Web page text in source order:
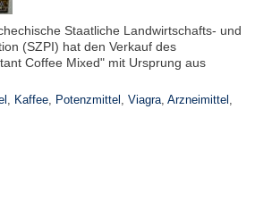
Staatliche Landwirtschafts- und
(SZPI) hat den Verkauf des
Coffee Mixed" mit Ursprung aus
, Kaffee, Potenzmittel , Viagra, Arzneimittel ,